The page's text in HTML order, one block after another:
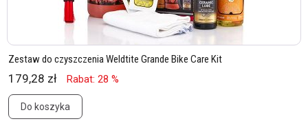
Zestaw do czyszczenia Weldtite Grande Bike Care Kit
179,28 zł Rabat: 28 %
Do koszyka